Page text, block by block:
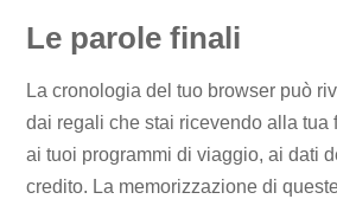
Le parole finali
La cronologia del tuo browser può
dai regali che stai ricevendo alla tua
ai tuoi programmi di viaggio, ai dati
credito. La memorizzazione di